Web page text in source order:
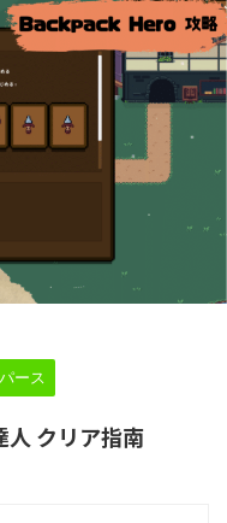
パース
クリア指南